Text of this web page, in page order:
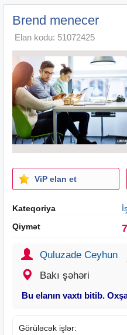
Brend menecer
Elan kodu: 51072425
ViP elan et
Kateqoriya
Qiymət
Quluzade Ceyhun
Bakı şəhəri
Bu elanın vaxtı bitib.
Görüləcək işlər: